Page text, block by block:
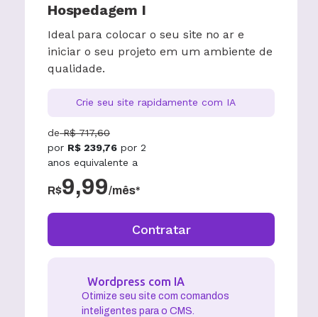
Hospedagem I
Ideal para colocar o seu site no ar e
iniciar o seu projeto em um ambiente de
qualidade.
Crie seu site rapidamente com IA
de R$ 717,60
por R$ 239,76 por 2
anos equivalente a
R$9,99/mês*
Contratar
Wordpress com IA
Otimize seu site com comandos
inteligentes para o CMS.